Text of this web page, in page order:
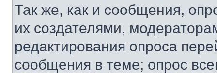
Так же, как и сообщения,
их создателями,
редактирования опроса
сообщения в теме; опрос